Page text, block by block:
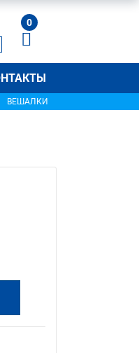
0
ВЕШАЛКИ